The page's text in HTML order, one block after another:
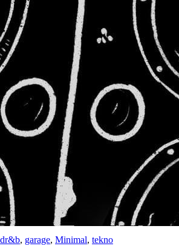
dr&b, garage, Minimal, tekno